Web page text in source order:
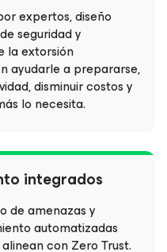
expertos, diseño
seguridad y
la extorsión
ayudarle a prepararse,
disminuir costos y
lo necesita.
integrados
de amenazas y
automatizadas
con Zero Trust.